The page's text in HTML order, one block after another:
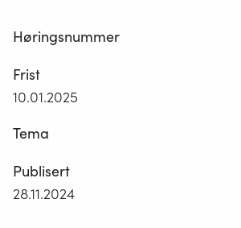
Høringsnummer
Frist
10.01.2025
Tema
Publisert
28.11.2024